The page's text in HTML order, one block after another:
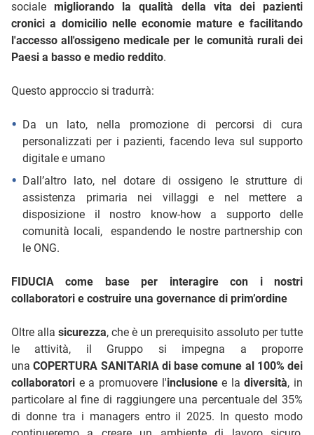
socialemigliorando la qualità della vita dei pazienti
cronici a domicilio nelle economie mature e facilitando
l'accesso all'ossigeno medicale per le comunità rurali dei
Paesi a basso e medio reddito.
Questo approccio si tradurrà:
Da un lato, nella promozione di percorsi di cura
personalizzati per i pazienti, facendo leva sul supporto
digitale e umano
Dall’altro lato, nel dotare di ossigeno le strutture di
assistenza primaria nei villaggi e nel mettere a
disposizione il nostro know-how a supporto delle
comunità locali, espandendo le nostre partnership con
le ONG.
FIDUCIA come base per interagire con i nostri
collaboratori e costruire una governance di prim’ordine
Oltre alla sicurezza, che è un prerequisito assoluto per tutte
le attività, il Gruppo si impegna a proporre
unaCOPERTURA SANITARIA di base comune al 100% dei
collaboratori e a promuovere l'inclusionee ladiversità, in
particolare al fine di raggiungere una percentuale del 35%
di donne tra i managers entro il 2025. In questo modo